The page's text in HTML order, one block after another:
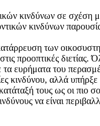
κινδύνων σε σχέση
κινδύνων
των
προοπτικές διετίας.
τα ευρήματα του
αλλά υπήρξε
τους ως οι πιο
να είναι